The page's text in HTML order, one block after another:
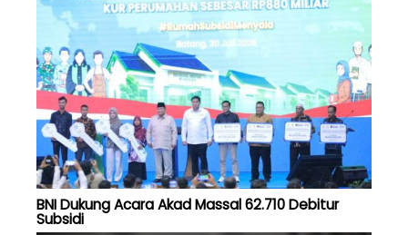
BNI Dukung Acara Akad Massal 62.710 Debitur
Subsidi